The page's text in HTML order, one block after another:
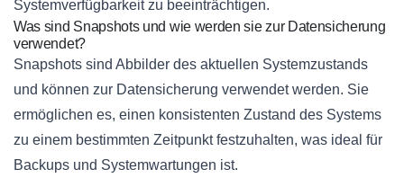
Systemverfügbarkeit zu beeinträchtigen.
Was sind Snapshots und wie werden sie zur Datensicherung
verwendet?
Snapshots sind Abbilder des aktuellen Systemzustands
und können zur Datensicherung verwendet werden. Sie
ermöglichen es, einen konsistenten Zustand des Systems
zu einem bestimmten Zeitpunkt festzuhalten, was ideal für
Backups und Systemwartungen ist.